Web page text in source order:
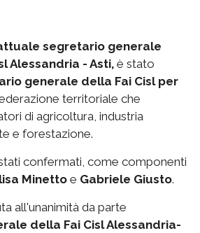
segretario generale
Alessandria - Asti, è stato
generale della Fai Cisl per
territoriale che
di agricoltura, industria
e forestazione.
confermati, come componenti
Minetto e Gabriele Giusto.
all'unanimità da parte
della Fai Cisl Alessandria-